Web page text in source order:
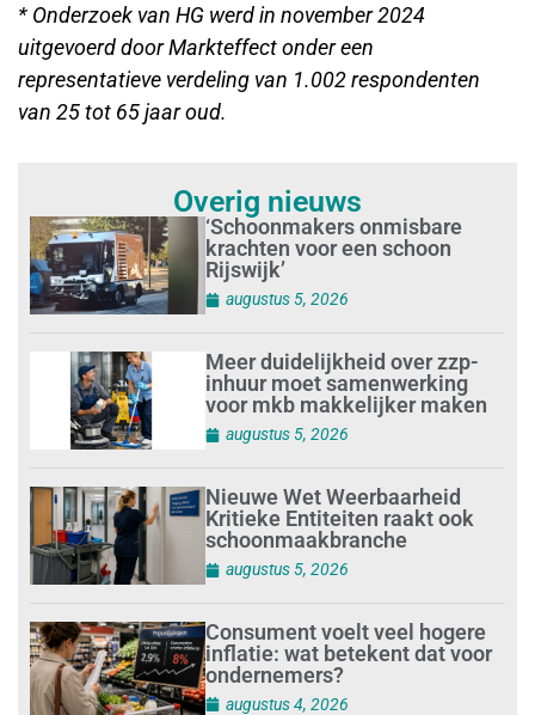
* Onderzoek van HG werd in november 2024
uitgevoerd door Markteffect onder een
representatieve verdeling van 1.002 respondenten
van 25 tot 65 jaar oud.
Overig nieuws
‘Schoonmakers onmisbare
krachten voor een schoon
Rijswijk’
augustus 5, 2026
Meer duidelijkheid over zzp-
inhuur moet samenwerking
voor mkb makkelijker maken
augustus 5, 2026
Nieuwe Wet Weerbaarheid
Kritieke Entiteiten raakt ook
schoonmaakbranche
augustus 5, 2026
Consument voelt veel hogere
inflatie: wat betekent dat voor
ondernemers?
augustus 4, 2026